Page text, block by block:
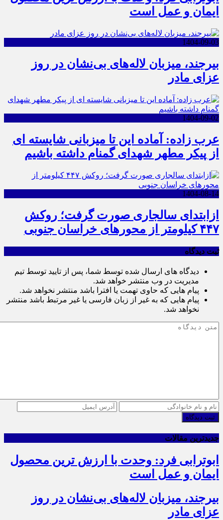
ایمان و عمل است
1404-09-03
بیرجند، میزبان لاله‌های بی‌نشان در روز
عزای مادر
1404-09-02
عرب زاده: آماده این تا میزبانی شایسته ای
از پیکر مطهر شهدای گمنام داشته باشیم
1404-08-14
ازابتدای سالجاری صورت گرفت؛ روکش
۴۴۷ کیلومتر از محورهای خراسان جنوبی
ثبت دیدگاه
دیدگاه های ارسال شده توسط شما، پس از تایید توسط تیم
مدیریت در وب منتشر خواهد شد.
پیام هایی که حاوی تهمت یا افترا باشد منتشر نخواهد شد.
پیام هایی که به غیر از زبان فارسی یا غیر مرتبط باشد منتشر
نخواهد شد.
ثبت دیدگاه
جدیدترین مقالات
ابوترابی فرد: وحدت با ارزش ترین محصول
ایمان و عمل است
بیرجند، میزبان لاله‌های بی‌نشان در روز
عزای مادر